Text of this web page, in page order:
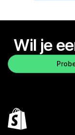
Wil je